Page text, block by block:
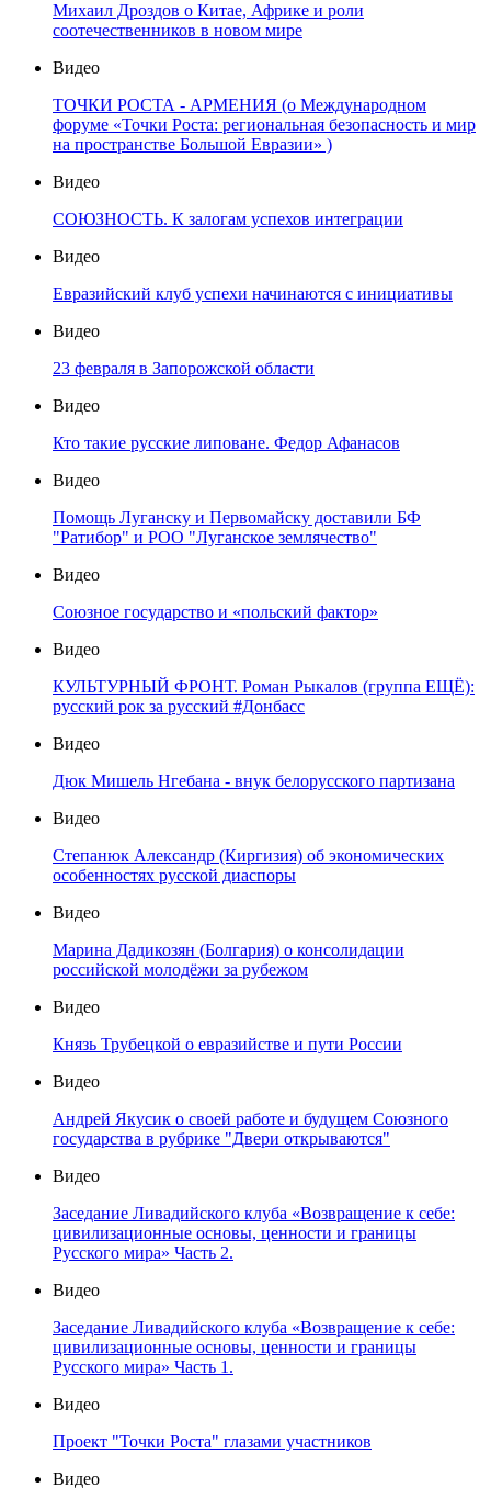
Михаил Дроздов о Китае, Африке и роли
соотечественников в новом мире
Видео
ТОЧКИ РОСТА - АРМЕНИЯ (о Международном
форуме «Точки Роста: региональная безопасность и мир
на пространстве Большой Евразии» )
Видео
СОЮЗНОСТЬ. К залогам успехов интеграции
Видео
Евразийский клуб успехи начинаются с инициативы
Видео
23 февраля в Запорожской области
Видео
Кто такие русские липоване. Федор Афанасов
Видео
Помощь Луганску и Первомайску доставили БФ
"Ратибор" и РОО "Луганское землячество"
Видео
Союзное государство и «польский фактор»
Видео
КУЛЬТУРНЫЙ ФРОНТ. Роман Рыкалов (группа ЕЩЁ):
русский рок за русский #Донбасс
Видео
Дюк Мишель Нгебана - внук белорусского партизана
Видео
Степанюк Александр (Киргизия) об экономических
особенностях русской диаспоры
Видео
Марина Дадикозян (Болгария) о консолидации
российской молодёжи за рубежом
Видео
Князь Трубецкой о евразийстве и пути России
Видео
Андрей Якусик о своей работе и будущем Союзного
государства в рубрике "Двери открываются"
Видео
Заседание Ливадийского клуба «Возвращение к себе:
цивилизационные основы, ценности и границы
Русского мира» Часть 2.
Видео
Заседание Ливадийского клуба «Возвращение к себе:
цивилизационные основы, ценности и границы
Русского мира» Часть 1.
Видео
Проект "Точки Роста" глазами участников
Видео